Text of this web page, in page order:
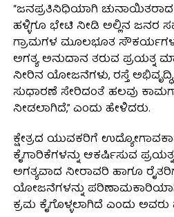
“ಜನಪ್ರತಿನಿಧಿಯಾಗಿ ಚುನಾಯಿತರಾದ
ಹಳ್ಳಿಗೂ ಭೇಟಿ ನೀಡಿ ಅಲ್ಲಿನ ಜನರ
ಗ್ರಾಮಗಳ ಮೂಲಭೂತ
ಅಗತ್ಯ ಅನುದಾನ ತರುವ ಪ್ರಯತ್ನ
ನೀರಿನ ಯೋಜನೆಗಳು, ರಸ್ತೆ
ಸುಧಾರಣೆ ಸೇರಿದಂತೆ ಹಲವು
ನೀಡಲಾಗಿದೆ,” ಎಂದು ಹೇಳಿದರು.
ಕ್ಷೇತ್ರದ ಯುವಕರಿಗೆ
ಕೈಗಾರಿಕೆಗಳನ್ನು ಆಕರ್ಷಿಸುವ ಪ್ರಯತ್ನ
ಅಗತ್ಯವಾದ ನೀರಾವರಿ ಹಾಗೂ
ಯೋಜನೆಗಳನ್ನು
ಕ್ರಮ ಕೈಗೊಳ್ಳಲಾಗಿದೆ ಎಂದು ಅವರು